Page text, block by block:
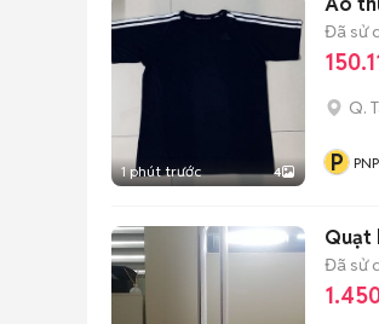
1 phút trước 4
Đã sử
Q.
P PNP
Quạt
Đã sử